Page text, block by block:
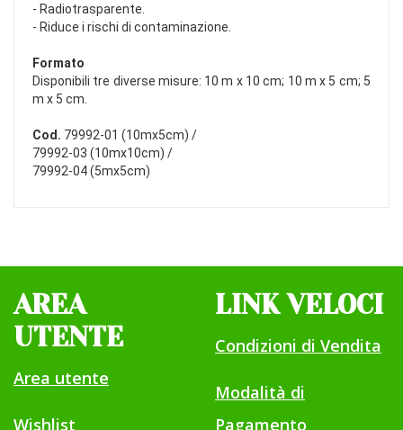
- Radiotrasparente.
- Riduce i rischi di contaminazione.
Formato
Disponibili tre diverse misure: 10 m x 10 cm; 10 m x 5 cm; 5
m x 5 cm.
Cod. 79992-01 (10mx5cm) /
79992-03 (10mx10cm) /
79992-04 (5mx5cm)
AREA
UTENTE
Area utente
Wishlist
LINK VELOCI
Condizioni di Vendita
Modalità di
Pagamento